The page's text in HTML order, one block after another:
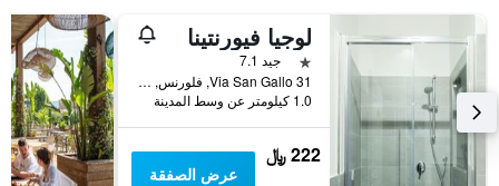
لوجيا فيورنتينا
نجمة واحدة
جيد 7.1
Via San Gallo 31, فلورنس, توسكانا, إيطاليا
1.0 كيلومتر عن وسط المدينة
222 ﷼
عرض الصفقة